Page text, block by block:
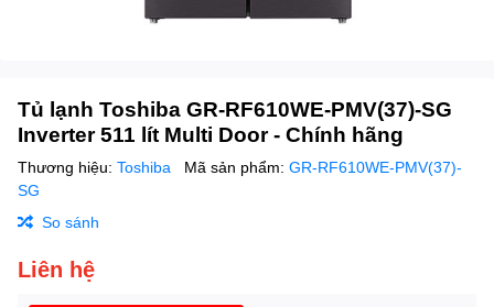
Tủ lạnh Toshiba GR-RF610WE-PMV(37)-SG
Inverter 511 lít Multi Door - Chính hãng
Thương hiệu: Toshiba Mã sản phẩm: GR-RF610WE-PMV(37)-
SG
So sánh
Liên hệ